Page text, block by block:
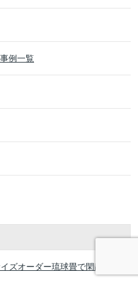
例一覧
ズオーダー琉球畳で閑静な和室